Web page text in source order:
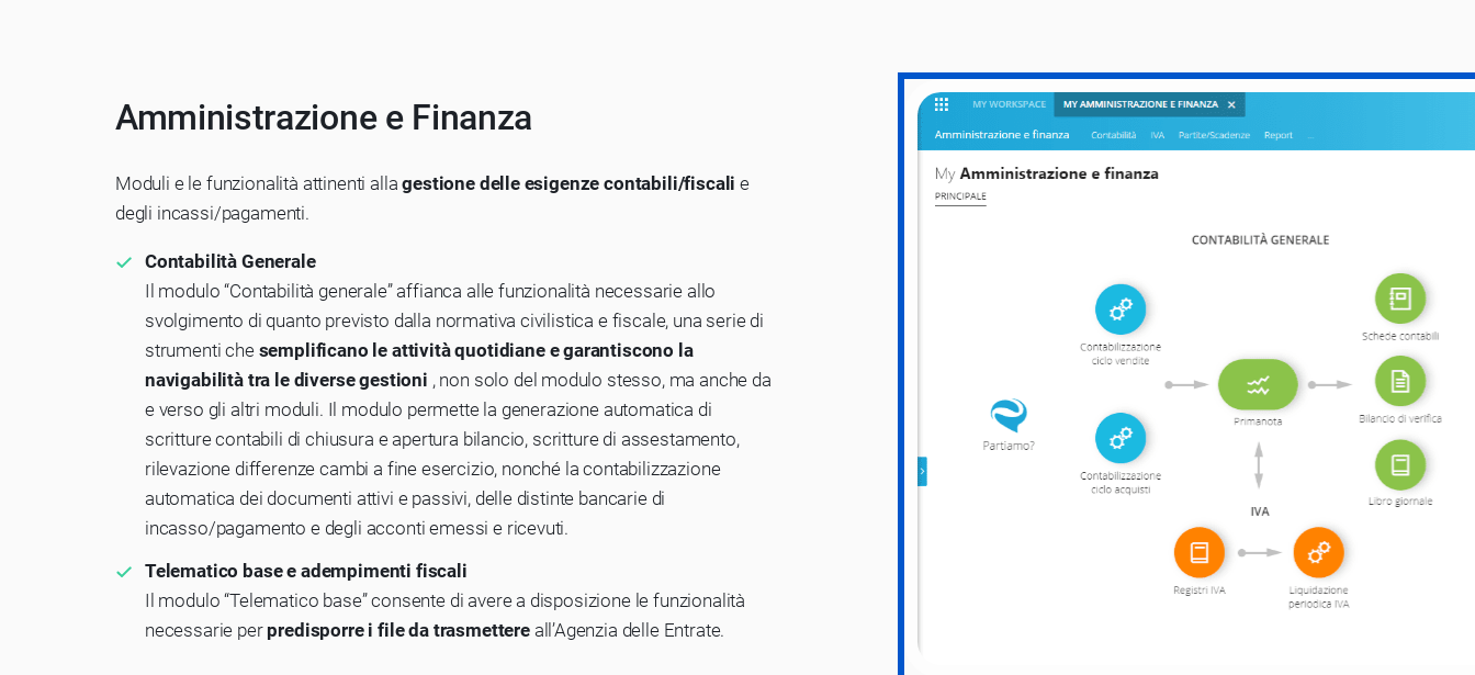
Amministrazione e Finanza
Moduli e le funzionalità attinenti allagestione delle esigenze contabili/fiscalie
degli incassi/pagamenti.
Contabilità Generale
Il modulo “Contabilità generale” affianca alle funzionalità necessarie allo
svolgimento di quanto previsto dalla normativa civilistica e fiscale, una serie di
strumenti che semplificano le attività quotidiane e garantiscono la
navigabilità tra le diverse gestioni , non solo del modulo stesso, ma anche da
e verso gli altri moduli. Il modulo permette la generazione automatica di
scritture contabili di chiusura e apertura bilancio, scritture di assestamento,
rilevazione differenze cambi a fine esercizio, nonché la contabilizzazione
automatica dei documenti attivi e passivi, delle distinte bancarie di
incasso/pagamento e degli acconti emessi e ricevuti.
Telematico base e adempimenti fiscali
Il modulo “Telematico base” consente di avere a disposizione le funzionalità
necessarie per predisporre i file da trasmettere all’Agenzia delle Entrate.